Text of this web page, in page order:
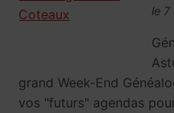
le
grand Week-End
vos "futurs" agendas